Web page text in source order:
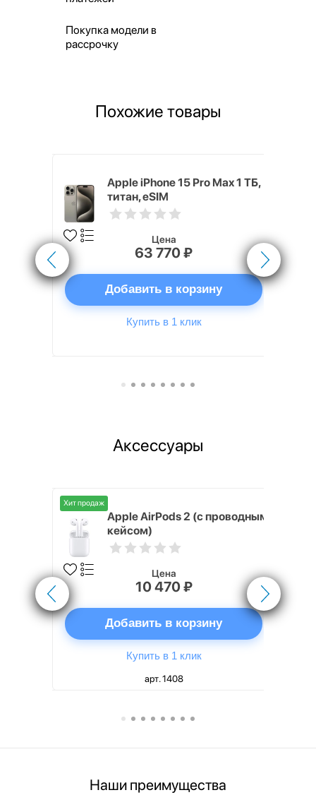
Покупка модели в
рассрочку
Похожие товары
Apple iPhone 15 Pro Max 1 ТБ,
титан, eSIM
Цена
63 770 ₽
Добавить в корзину
Купить в 1 клик
Аксессуары
Хит продаж
Apple AirPods 2 (с проводным
кейсом)
Цена
10 470 ₽
Добавить в корзину
Купить в 1 клик
арт. 1408
Наши преимущества